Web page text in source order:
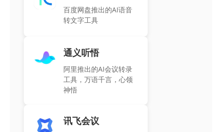
百度网盘推出的AI语音
转文字工具
通义听悟
阿里推出的AI会议转录
工具，万语千言，心领
神悟
讯飞会议